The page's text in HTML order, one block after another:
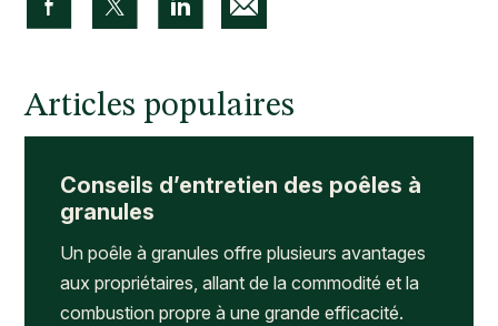
Articles populaires
Conseils d’entretien des poêles à
granules
Un poêle à granules offre plusieurs avantages
aux propriétaires, allant de la commodité et la
combustion propre à une grande efficacité.